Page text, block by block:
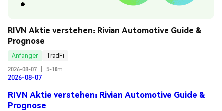
RIVN Aktie verstehen: Rivian Automotive Guide &
Prognose
Anfänger
TradFi
2026-08-07
5-10m
2026-08-07
RIVN Aktie verstehen: Rivian Automotive Guide &
Prognose